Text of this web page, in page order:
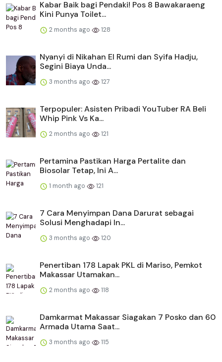
Kabar Baik bagi Pendaki! Pos 8 Bawakaraeng
Kini Punya Toilet...
2 months ago 128
Nyanyi di Nikahan El Rumi dan Syifa Hadju,
Segini Biaya Unda...
3 months ago 127
Terpopuler: Asisten Pribadi YouTuber RA Beli
Whip Pink Vs Ka...
2 months ago 121
Pertamina Pastikan Harga Pertalite dan
Biosolar Tetap, Ini A...
1 month ago 121
​​7 Cara Menyimpan Dana Darurat sebagai
Solusi Menghadapi In...
3 months ago 120
Penertiban 178 Lapak PKL di Mariso, Pemkot
Makassar Utamakan...
2 months ago 118
Damkarmat Makassar Siagakan 7 Posko dan 60
Armada Utama Saat...
3 months ago 115